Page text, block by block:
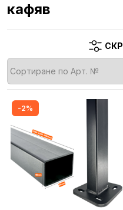
кафяв
-2%